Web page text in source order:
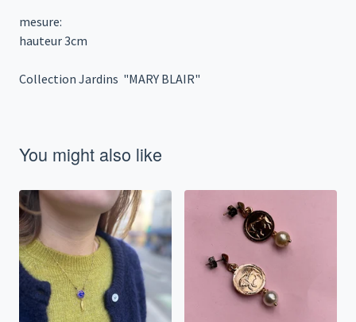
mesure:
hauteur 3cm
Collection Jardins "MARY BLAIR"
You might also like